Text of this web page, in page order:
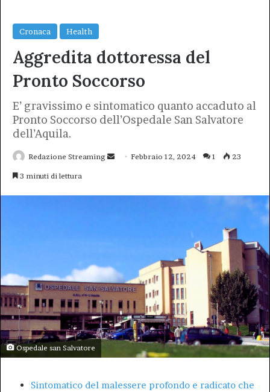
Cronaca Health
Aggredita dottoressa del
Pronto Soccorso
E’ gravissimo e sintomatico quanto accaduto al
Pronto Soccorso dell’Ospedale San Salvatore
dell’Aquila.
Redazione Streaming
InviaFebbraio 12, 2024 1 23
3 minuti di lettura
Ospedale san Salvatore
Sintomatico del malessere profondo e radicato che